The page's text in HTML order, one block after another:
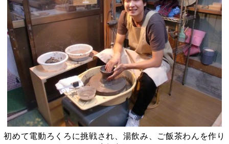
初めて電動ろくろに挑戦され、湯飲み、ご飯茶わんを作り